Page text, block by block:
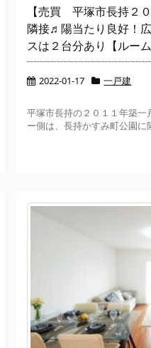
【売買 平塚市長持２
隣接♬陽当たり良好！
スは２台分あり【ルー
2022-01-17 一戸建
平塚市長持の２０１１年築
ー側は、長持かすみ町公園に